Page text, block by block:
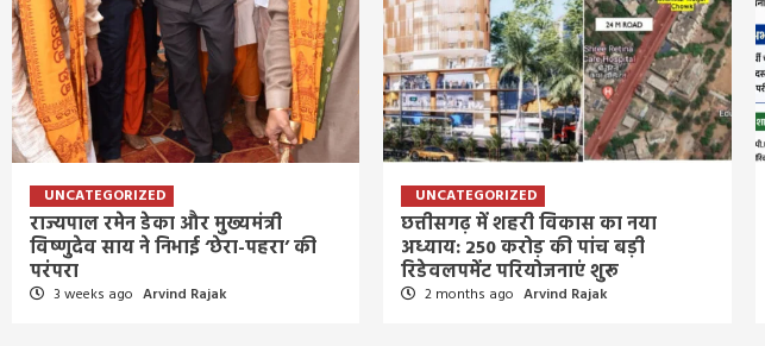
UNCATEGORIZED
राज्यपाल रमेन डेका और मुख्यमंत्री
विष्णुदेव साय ने निभाई ‘छेरा-पहरा’ की
परंपरा
3 weeks ago Arvind Rajak
UNCATEGORIZED
छत्तीसगढ़ में शहरी विकास का नया
अध्याय: 250 करोड़ की पांच बड़ी
रिडेवलपमेंट परियोजनाएं शुरू
2 months ago Arvind Rajak